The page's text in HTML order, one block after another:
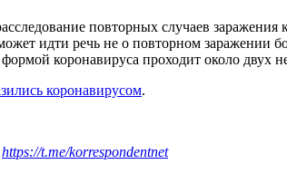
повторных случаев
идти речь не о повторном
коронавируса проходит около двух
коронавирусом.
https://t.me/korrespondentnet